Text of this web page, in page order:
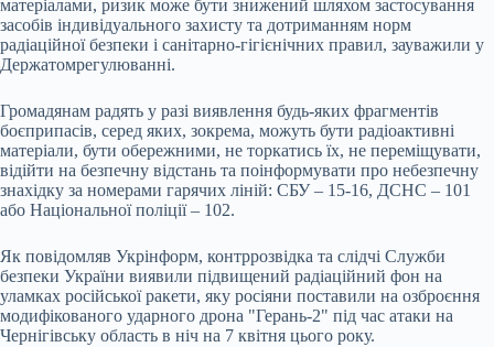
матеріалами, ризик може бути знижений шляхом застосування
засобів індивідуального захисту та дотриманням норм
радіаційної безпеки і санітарно-гігієнічних правил, зауважили у
Держатомрегулюванні.
Громадянам радять у разі виявлення будь-яких фрагментів
боєприпасів, серед яких, зокрема, можуть бути радіоактивні
матеріали, бути обережними, не торкатись їх, не переміщувати,
відійти на безпечну відстань та поінформувати про небезпечну
знахідку за номерами гарячих ліній: СБУ – 15-16, ДСНС – 101
або Національної поліції – 102.
Як повідомляв Укрінформ, контррозвідка та слідчі Служби
безпеки України виявили підвищений радіаційний фон на
уламках російської ракети, яку росіяни поставили на озброєння
модифікованого ударного дрона "Герань-2" під час атаки на
Чернігівську область в ніч на 7 квітня цього року.